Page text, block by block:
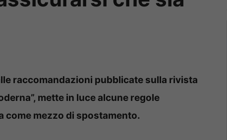
raccomandazioni pubblicate sulla rivista
mette in luce alcune regole
come mezzo di spostamento.